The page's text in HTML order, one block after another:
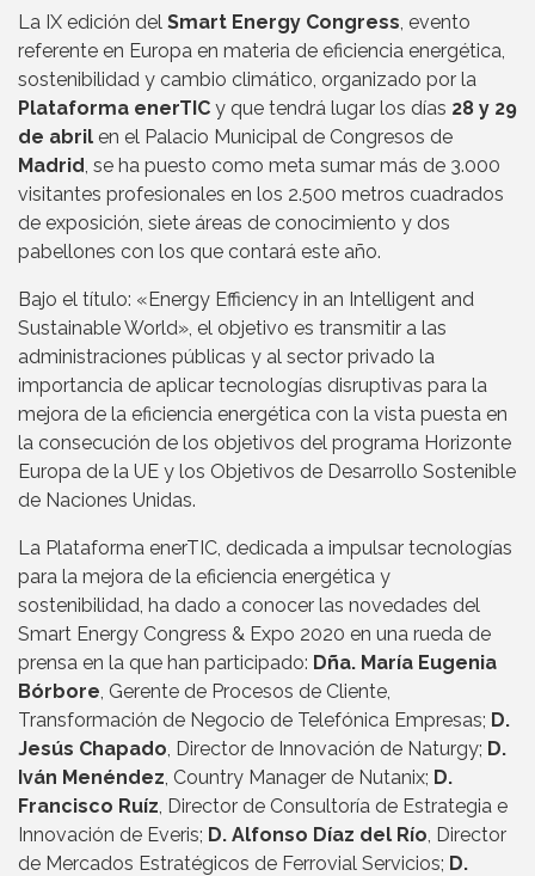
La IX edición del Smart Energy Congress , evento
referente en Europa en materia de eficiencia energética,
sostenibilidad y cambio climático, organizado por la
Plataforma enerTIC y que tendrá lugar los días 28 y 29
de abril en el Palacio Municipal de Congresos de
Madrid , se ha puesto como meta sumar más de 3.000
visitantes profesionales en los 2.500 metros cuadrados
de exposición, siete áreas de conocimiento y dos
pabellones con los que contará este año.
Bajo el título: «Energy Efficiency in an Intelligent and
Sustainable World», el objetivo es transmitir a las
administraciones públicas y al sector privado la
importancia de aplicar tecnologías disruptivas para la
mejora de la eficiencia energética con la vista puesta en
la consecución de los objetivos del programa Horizonte
Europa de la UE y los Objetivos de Desarrollo Sostenible
de Naciones Unidas.
La Plataforma enerTIC, dedicada a impulsar tecnologías
para la mejora de la eficiencia energética y
sostenibilidad, ha dado a conocer las novedades del
Smart Energy Congress & Expo 2020 en una rueda de
prensa en la que han participado: Dña. María Eugenia
Bórbore , Gerente de Procesos de Cliente,
Transformación de Negocio de Telefónica Empresas; D.
Jesús Chapado , Director de Innovación de Naturgy; D.
Iván Menéndez , Country Manager de Nutanix; D.
Francisco Ruíz , Director de Consultoría de Estrategia e
Innovación de Everis; D. Alfonso Díaz del Río , Director
de Mercados Estratégicos de Ferrovial Servicios; D.